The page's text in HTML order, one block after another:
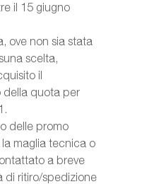
il 15 giugno
ove non sia stata
scelta,
il
della quota per
delle promo
maglia tecnica o
a breve
di ritiro/spedizione